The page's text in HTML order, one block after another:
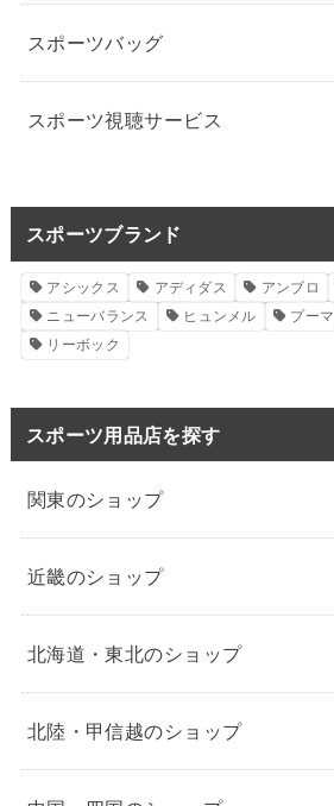
スポーツバッグ
スポーツ視聴サービス
スポーツブランド
アシックス アディダス アンブロ
ニューバランス
ヒュンメル プーマ
リーボック
スポーツ用品店を探す
関東のショップ
近畿のショップ
北海道・東北のショップ
北陸・甲信越のショップ